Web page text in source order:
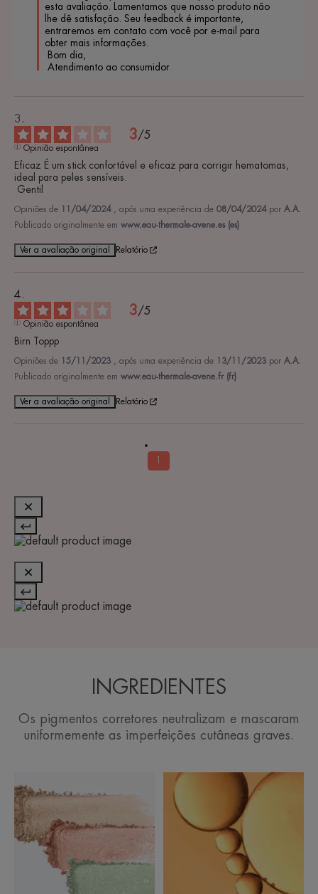
esta avaliação. Lamentamos que nosso produto não
lhe dê satisfação. Seu feedback é importante,
entraremos em contato com você por e-mail para
obter mais informações.
Atendimento ao consumidor
3/5
Opinião espontânea
Eficaz É um stick confortável e eficaz para corrigir hematomas,
ideal para peles sensíveis.
Gentil
Opiniões de 11/04/2024 , após uma experiência de 08/04/2024 por A.A.
Publicado originalmente em www.eau-thermale-avene.es (es)
Ver a avaliação original Relatório
3/5
Opinião espontânea
Birn Toppp
Opiniões de 15/11/2023 , após uma experiência de 13/11/2023 por A.A.
Publicado originalmente em www.eau-thermale-avene.fr (fr)
Ver a avaliação original Relatório
1
INGREDIENTES
Os pigmentos corretores neutralizam e mascaram
uniformemente as imperfeições cutâneas graves.